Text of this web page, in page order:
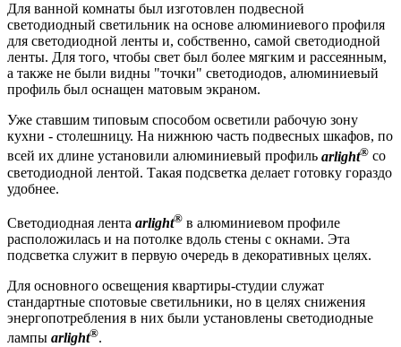
Для ванной комнаты был изготовлен подвесной
светодиодный светильник на основе алюминиевого профиля
для светодиодной ленты и, собственно, самой светодиодной
ленты. Для того, чтобы свет был более мягким и рассеянным,
а также не были видны "точки" светодиодов, алюминиевый
профиль был оснащен матовым экраном.
Уже ставшим типовым способом осветили рабочую зону
кухни - столешницу. На нижнюю часть подвесных шкафов, по
всей их длине установили алюминиевый профиль arlight® со
светодиодной лентой. Такая подсветка делает готовку гораздо
удобнее.
Светодиодная лента arlight® в алюминиевом профиле
расположилась и на потолке вдоль стены с окнами. Эта
подсветка служит в первую очередь в декоративных целях.
Для основного освещения квартиры-студии служат
стандартные спотовые светильники, но в целях снижения
энергопотребления в них были установлены светодиодные
лампы arlight®.